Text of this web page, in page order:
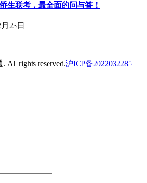
生联考，最全面的问与答！
23日
All rights reserved.沪ICP备2022032285